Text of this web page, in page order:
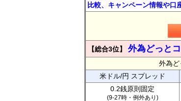
比較、キャンペーン情報や口
【総合3位】 外為どっと
外為ど
米ドル/円 スプレッド
0.2銭原則固定
(9-27時・例外あり)